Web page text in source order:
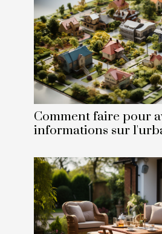
Comment faire pour
informations sur